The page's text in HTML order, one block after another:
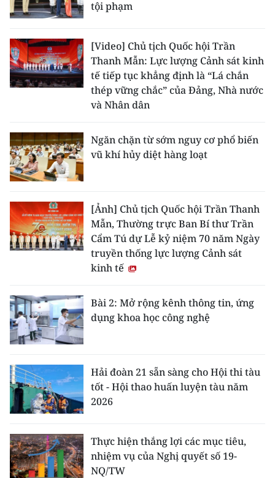
tội phạm
[Video] Chủ tịch Quốc hội Trần
Thanh Mẫn: Lực lượng Cảnh sát kinh
tế tiếp tục khẳng định là “Lá chắn
thép vững chắc” của Đảng, Nhà nước
và Nhân dân
Ngăn chặn từ sớm nguy cơ phổ biến
vũ khí hủy diệt hàng loạt
[Ảnh] Chủ tịch Quốc hội Trần Thanh
Mẫn, Thường trực Ban Bí thư Trần
Cẩm Tú dự Lễ kỷ niệm 70 năm Ngày
truyền thống lực lượng Cảnh sát
kinh tế
Bài 2: Mở rộng kênh thông tin, ứng
dụng khoa học công nghệ
Hải đoàn 21 sẵn sàng cho Hội thi tàu
tốt - Hội thao huấn luyện tàu năm
2026
Thực hiện thắng lợi các mục tiêu,
nhiệm vụ của Nghị quyết số 19-
NQ/TW